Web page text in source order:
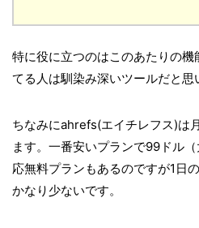
特に役に立つのはこのあたりの
てる人は馴染み深いツールだと思
ちなみにahrefs(エイチレフス)は
ます。一番安いプランで99ドル
応無料プランもあるのですが1日
かなり少ないです。